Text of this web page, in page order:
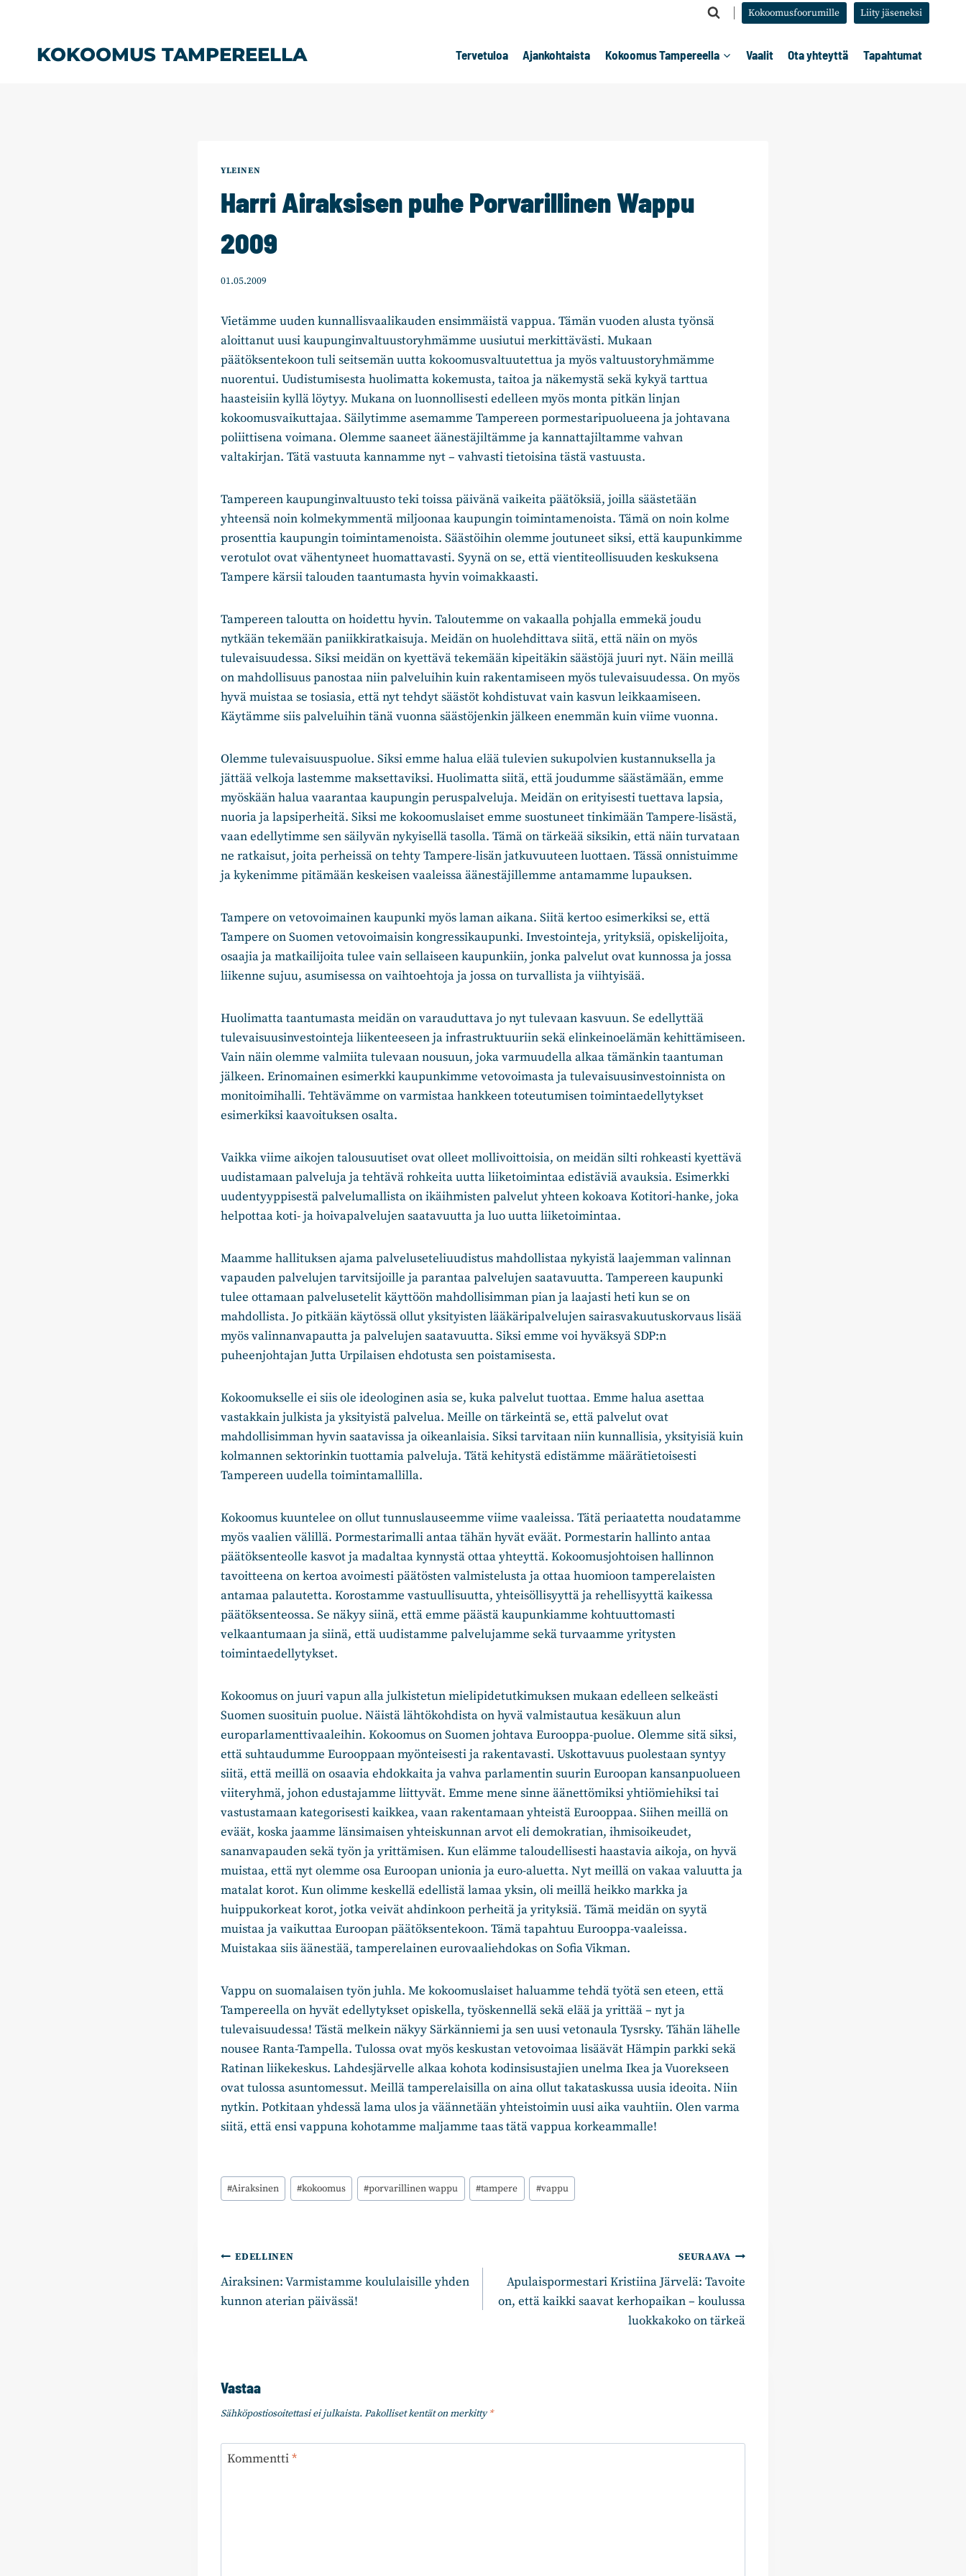
Kokoomusfoorumille Liity jäseneksi
KOKOOMUS TAMPEREELLA Tervetuloa Ajankohtaista Kokoomus Tampereella Vaalit Ota yhteyttä Tapahtumat
YLEINEN
Harri Airaksisen puhe Porvarillinen Wappu
2009
01.05.2009
Vietämme uuden kunnallisvaalikauden ensimmäistä vappua. Tämän vuoden alusta työnsä
aloittanut uusi kaupunginvaltuustoryhmämme uusiutui merkittävästi. Mukaan
päätöksentekoon tuli seitsemän uutta kokoomusvaltuutettua ja myös valtuustoryhmämme
nuorentui. Uudistumisesta huolimatta kokemusta, taitoa ja näkemystä sekä kykyä tarttua
haasteisiin kyllä löytyy. Mukana on luonnollisesti edelleen myös monta pitkän linjan
kokoomusvaikuttajaa. Säilytimme asemamme Tampereen pormestaripuolueena ja johtavana
poliittisena voimana. Olemme saaneet äänestäjiltämme ja kannattajiltamme vahvan
valtakirjan. Tätä vastuuta kannamme nyt – vahvasti tietoisina tästä vastuusta.
Tampereen kaupunginvaltuusto teki toissa päivänä vaikeita päätöksiä, joilla säästetään
yhteensä noin kolmekymmentä miljoonaa kaupungin toimintamenoista. Tämä on noin kolme
prosenttia kaupungin toimintamenoista. Säästöihin olemme joutuneet siksi, että kaupunkimme
verotulot ovat vähentyneet huomattavasti. Syynä on se, että vientiteollisuuden keskuksena
Tampere kärsii talouden taantumasta hyvin voimakkaasti.
Tampereen taloutta on hoidettu hyvin. Taloutemme on vakaalla pohjalla emmekä joudu
nytkään tekemään paniikkiratkaisuja. Meidän on huolehdittava siitä, että näin on myös
tulevaisuudessa. Siksi meidän on kyettävä tekemään kipeitäkin säästöjä juuri nyt. Näin meillä
on mahdollisuus panostaa niin palveluihin kuin rakentamiseen myös tulevaisuudessa. On myös
hyvä muistaa se tosiasia, että nyt tehdyt säästöt kohdistuvat vain kasvun leikkaamiseen.
Käytämme siis palveluihin tänä vuonna säästöjenkin jälkeen enemmän kuin viime vuonna.
Olemme tulevaisuuspuolue. Siksi emme halua elää tulevien sukupolvien kustannuksella ja
jättää velkoja lastemme maksettaviksi. Huolimatta siitä, että joudumme säästämään, emme
myöskään halua vaarantaa kaupungin peruspalveluja. Meidän on erityisesti tuettava lapsia,
nuoria ja lapsiperheitä. Siksi me kokoomuslaiset emme suostuneet tinkimään Tampere-lisästä,
vaan edellytimme sen säilyvän nykyisellä tasolla. Tämä on tärkeää siksikin, että näin turvataan
ne ratkaisut, joita perheissä on tehty Tampere-lisän jatkuvuuteen luottaen. Tässä onnistuimme
ja kykenimme pitämään keskeisen vaaleissa äänestäjillemme antamamme lupauksen.
Tampere on vetovoimainen kaupunki myös laman aikana. Siitä kertoo esimerkiksi se, että
Tampere on Suomen vetovoimaisin kongressikaupunki. Investointeja, yrityksiä, opiskelijoita,
osaajia ja matkailijoita tulee vain sellaiseen kaupunkiin, jonka palvelut ovat kunnossa ja jossa
liikenne sujuu, asumisessa on vaihtoehtoja ja jossa on turvallista ja viihtyisää.
Huolimatta taantumasta meidän on varauduttava jo nyt tulevaan kasvuun. Se edellyttää
tulevaisuusinvestointeja liikenteeseen ja infrastruktuuriin sekä elinkeinoelämän kehittämiseen.
Vain näin olemme valmiita tulevaan nousuun, joka varmuudella alkaa tämänkin taantuman
jälkeen. Erinomainen esimerkki kaupunkimme vetovoimasta ja tulevaisuusinvestoinnista on
monitoimihalli. Tehtävämme on varmistaa hankkeen toteutumisen toimintaedellytykset
esimerkiksi kaavoituksen osalta.
Vaikka viime aikojen talousuutiset ovat olleet mollivoittoisia, on meidän silti rohkeasti kyettävä
uudistamaan palveluja ja tehtävä rohkeita uutta liiketoimintaa edistäviä avauksia. Esimerkki
uudentyyppisestä palvelumallista on ikäihmisten palvelut yhteen kokoava Kotitori-hanke, joka
helpottaa koti- ja hoivapalvelujen saatavuutta ja luo uutta liiketoimintaa.
Maamme hallituksen ajama palveluseteliuudistus mahdollistaa nykyistä laajemman valinnan
vapauden palvelujen tarvitsijoille ja parantaa palvelujen saatavuutta. Tampereen kaupunki
tulee ottamaan palvelusetelit käyttöön mahdollisimman pian ja laajasti heti kun se on
mahdollista. Jo pitkään käytössä ollut yksityisten lääkäripalvelujen sairasvakuutuskorvaus lisää
myös valinnanvapautta ja palvelujen saatavuutta. Siksi emme voi hyväksyä SDP:n
puheenjohtajan Jutta Urpilaisen ehdotusta sen poistamisesta.
Kokoomukselle ei siis ole ideologinen asia se, kuka palvelut tuottaa. Emme halua asettaa
vastakkain julkista ja yksityistä palvelua. Meille on tärkeintä se, että palvelut ovat
mahdollisimman hyvin saatavissa ja oikeanlaisia. Siksi tarvitaan niin kunnallisia, yksityisiä kuin
kolmannen sektorinkin tuottamia palveluja. Tätä kehitystä edistämme määrätietoisesti
Tampereen uudella toimintamallilla.
Kokoomus kuuntelee on ollut tunnuslauseemme viime vaaleissa. Tätä periaatetta noudatamme
myös vaalien välillä. Pormestarimalli antaa tähän hyvät eväät. Pormestarin hallinto antaa
päätöksenteolle kasvot ja madaltaa kynnystä ottaa yhteyttä. Kokoomusjohtoisen hallinnon
tavoitteena on kertoa avoimesti päätösten valmistelusta ja ottaa huomioon tamperelaisten
antamaa palautetta. Korostamme vastuullisuutta, yhteisöllisyyttä ja rehellisyyttä kaikessa
päätöksenteossa. Se näkyy siinä, että emme päästä kaupunkiamme kohtuuttomasti
velkaantumaan ja siinä, että uudistamme palvelujamme sekä turvaamme yritysten
toimintaedellytykset.
Kokoomus on juuri vapun alla julkistetun mielipidetutkimuksen mukaan edelleen selkeästi
Suomen suosituin puolue. Näistä lähtökohdista on hyvä valmistautua kesäkuun alun
europarlamenttivaaleihin. Kokoomus on Suomen johtava Eurooppa-puolue. Olemme sitä siksi,
että suhtaudumme Eurooppaan myönteisesti ja rakentavasti. Uskottavuus puolestaan syntyy
siitä, että meillä on osaavia ehdokkaita ja vahva parlamentin suurin Euroopan kansanpuolueen
viiteryhmä, johon edustajamme liittyvät. Emme mene sinne äänettömiksi yhtiömiehiksi tai
vastustamaan kategorisesti kaikkea, vaan rakentamaan yhteistä Eurooppaa. Siihen meillä on
eväät, koska jaamme länsimaisen yhteiskunnan arvot eli demokratian, ihmisoikeudet,
sananvapauden sekä työn ja yrittämisen. Kun elämme taloudellisesti haastavia aikoja, on hyvä
muistaa, että nyt olemme osa Euroopan unionia ja euro-aluetta. Nyt meillä on vakaa valuutta ja
matalat korot. Kun olimme keskellä edellistä lamaa yksin, oli meillä heikko markka ja
huippukorkeat korot, jotka veivät ahdinkoon perheitä ja yrityksiä. Tämä meidän on syytä
muistaa ja vaikuttaa Euroopan päätöksentekoon. Tämä tapahtuu Eurooppa-vaaleissa.
Muistakaa siis äänestää, tamperelainen eurovaaliehdokas on Sofia Vikman.
Vappu on suomalaisen työn juhla. Me kokoomuslaiset haluamme tehdä työtä sen eteen, että
Tampereella on hyvät edellytykset opiskella, työskennellä sekä elää ja yrittää – nyt ja
tulevaisuudessa! Tästä melkein näkyy Särkänniemi ja sen uusi vetonaula Tysrsky. Tähän lähelle
nousee Ranta-Tampella. Tulossa ovat myös keskustan vetovoimaa lisäävät Hämpin parkki sekä
Ratinan liikekeskus. Lahdesjärvelle alkaa kohota kodinsisustajien unelma Ikea ja Vuorekseen
ovat tulossa asuntomessut. Meillä tamperelaisilla on aina ollut takataskussa uusia ideoita. Niin
nytkin. Potkitaan yhdessä lama ulos ja väännetään yhteistoimin uusi aika vauhtiin. Olen varma
siitä, että ensi vappuna kohotamme maljamme taas tätä vappua korkeammalle!
Avainsanat:
#Airaksinen #kokoomus #porvarillinen wappu #tampere #vappu
Artikkelien
selaus
EDELLINEN
Airaksinen: Varmistamme koululaisille yhden
kunnon aterian päivässä!
SEURAAVA
Apulaispormestari Kristiina Järvelä: Tavoite
on, että kaikki saavat kerhopaikan – koulussa
luokkakoko on tärkeä
Vastaa
Sähköpostiosoitettasi ei julkaista. Pakolliset kentät on merkitty*
Kommentti*